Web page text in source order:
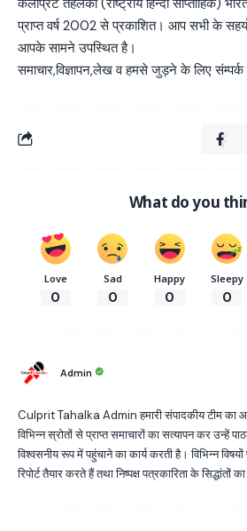
प्राप्त वर्ष 2002 से प्रकाशित। आप सभी के
आपके सामने उपस्थित है।
समाचार,विज्ञापन,लेख व हमसे जुड़ने के लिए
What do you
Love
0
Sad
0
Happy
0
Sleepy
0
Admin
Culprit Tahalka Admin हमारी संपादकीय टीम का
विभिन्न स्रोतों से प्राप्त समाचारों का सत्यापन कर उन्हें
विश्वसनीय रूप में पहुंचाने का कार्य करती है। विभिन्न
रिपोर्ट तैयार करते हैं तथा निष्पक्ष पत्रकारिता के सिद्धांतों